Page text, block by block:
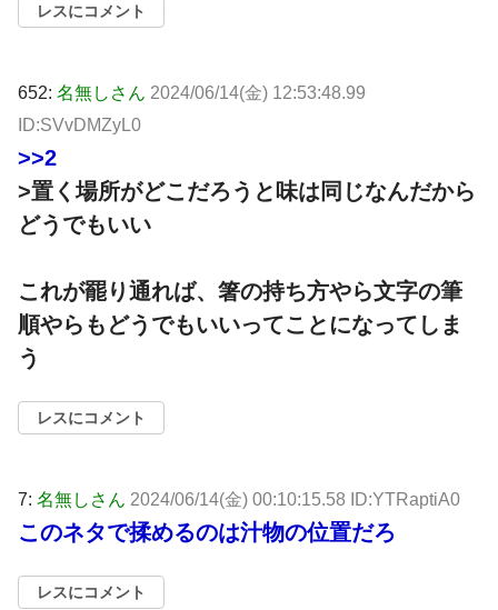
レスにコメント
652: 名無しさん 2024/06/14(金) 12:53:48.99
ID:SVvDMZyL0
>>2
>置く場所がどこだろうと味は同じなんだから
どうでもいい
これが罷り通れば、箸の持ち方やら文字の筆
順やらもどうでもいいってことになってしま
う
レスにコメント
7: 名無しさん 2024/06/14(金) 00:10:15.58 ID:YTRaptiA0
このネタで揉めるのは汁物の位置だろ
レスにコメント